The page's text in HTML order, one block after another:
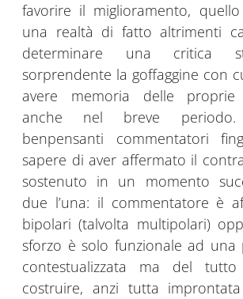
favorire il miglioramento,
una realtà di fatto altrimenti
determinare una critica
sorprendente la goffaggine con
avere memoria delle proprie
anche nel breve
benpensanti commentatori
sapere di aver affermato il
sostenuto in un momento
due l’una: il commentatore è
bipolari (talvolta multipolari)
sforzo è solo funzionale ad una
contestualizzata ma del
costruire, anzi tutta